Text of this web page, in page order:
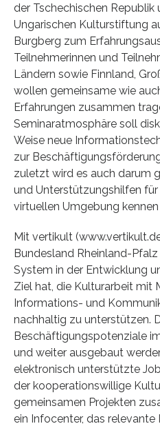
der Tschechischen Republik
Ungarischen Kulturstiftung
Burgberg zum
Teilnehmerinnen und
Ländern sowie Finnland,
wollen gemeinsame wie
Erfahrungen zusammen
Seminaratmosphäre soll
Weise neue
zur
zuletzt wird es auch darum
und Unterstützungshilfen
virtuellen Umgebung kennen
Mit vertikult
Bundesland Rheinland-
System in der Entwicklung
Ziel hat, die Kulturarbeit mit
Informations- und
nachhaltig zu unterstützen.
Beschäftigungspotenziale
und weiter ausgebaut
elektronisch unterstützte
der kooperationswillige
gemeinsamen Projekten
ein Infocenter, das relevante